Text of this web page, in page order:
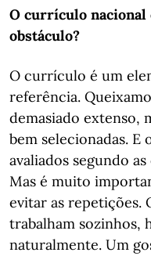
O currículo
obstáculo?
O currículo é um
referência.
demasiado extenso,
bem selecionadas. E
avaliados segundo
Mas é muito
evitar as repetições.
trabalham sozinhos,
naturalmente. Um